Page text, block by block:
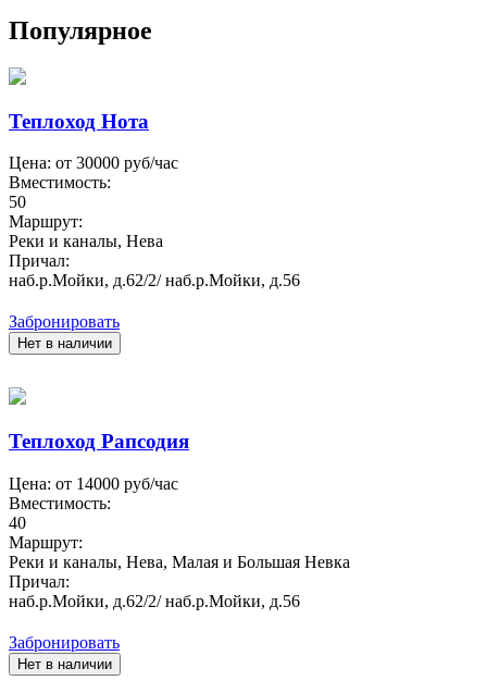
Популярное
Теплоход Нота
Цена: от 30000 руб/час
Вместимость:
50
Маршрут:
Реки и каналы, Нева
Причал:
наб.р.Мойки, д.62/2/ наб.р.Мойки, д.56
Забронировать
Нет в наличии
Теплоход Рапсодия
Цена: от 14000 руб/час
Вместимость:
40
Маршрут:
Реки и каналы, Нева, Малая и Большая Невка
Причал:
наб.р.Мойки, д.62/2/ наб.р.Мойки, д.56
Забронировать
Нет в наличии